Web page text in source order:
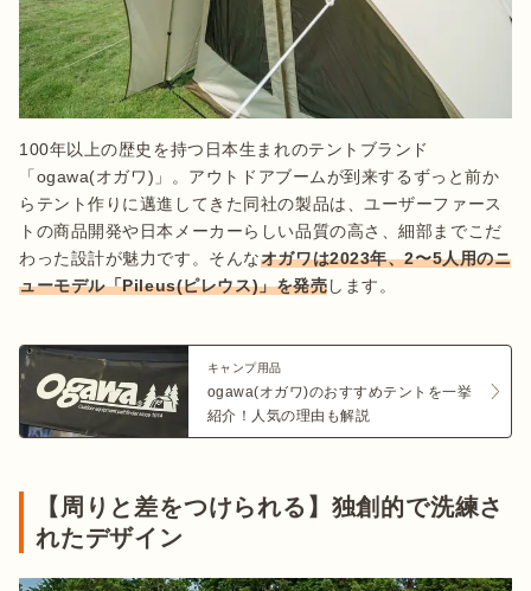
100年以上の歴史を持つ日本生まれのテントブランド
「ogawa(オガワ)」。アウトドアブームが到来するずっと前か
らテント作りに邁進してきた同社の製品は、ユーザーファース
トの商品開発や日本メーカーらしい品質の高さ、細部までこだ
わった設計が魅力です。そんなオガワは2023年、2〜5人用のニ
ューモデル「Pileus(ピレウス)」を発売します。
キャンプ用品
ogawa(オガワ)のおすすめテントを一挙
紹介！人気の理由も解説
【周りと差をつけられる】独創的で洗練さ
れたデザイン